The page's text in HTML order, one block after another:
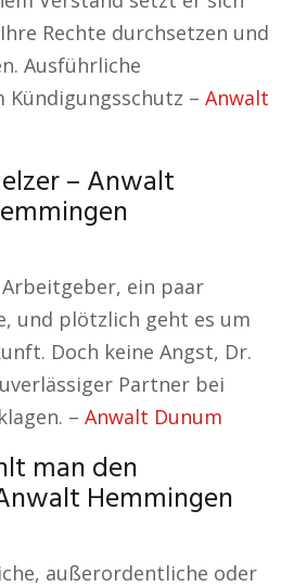
Rechte durchsetzen und
Ausführliche
– Anwalt
– Anwalt
ein paar
und plötzlich geht es um
Doch keine Angst, Dr.
Partner bei
– Anwalt Dunum
man den
Hemmingen
außerordentliche oder